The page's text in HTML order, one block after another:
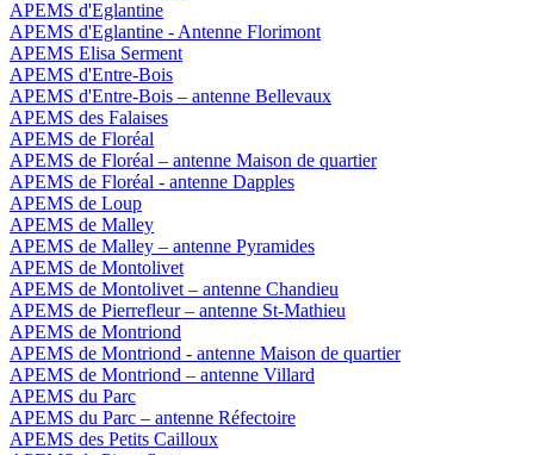
APEMS d'Eglantine
APEMS d'Eglantine - Antenne Florimont
APEMS Elisa Serment
APEMS d'Entre-Bois
APEMS d'Entre-Bois – antenne Bellevaux
APEMS des Falaises
APEMS de Floréal
APEMS de Floréal – antenne Maison de quartier
APEMS de Floréal - antenne Dapples
APEMS de Loup
APEMS de Malley
APEMS de Malley – antenne Pyramides
APEMS de Montolivet
APEMS de Montolivet – antenne Chandieu
APEMS de Pierrefleur – antenne St-Mathieu
APEMS de Montriond
APEMS de Montriond - antenne Maison de quartier
APEMS de Montriond – antenne Villard
APEMS du Parc
APEMS du Parc – antenne Réfectoire
APEMS des Petits Cailloux